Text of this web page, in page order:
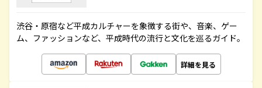
渋谷・原宿など平成カルチャーを象徴する街や、音楽、ゲー
ム、ファッションなど、平成時代の流行と文化を巡るガイド。
詳細を見る